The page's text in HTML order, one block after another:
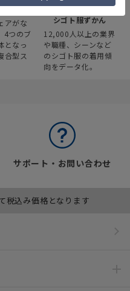
エア
アがな
4つのブ
となっ
合型ス
みんなの
シゴト服ずかん
12,000人以上の業界
や職種、シーンなど
のシゴト服の着用傾
向をデータ化。
サポート・お問い合わせ
税込み価格となります